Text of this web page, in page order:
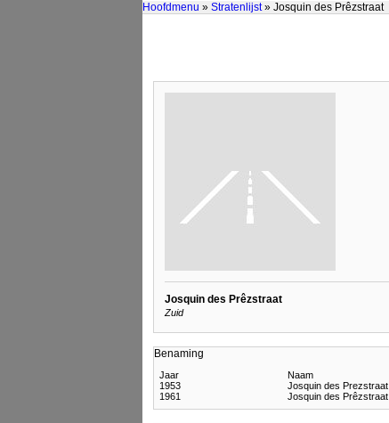
Hoofdmenu » Stratenlijst» Josquin des Prêzstraat
Josquin des Prêzstraat
Zuid
Benaming
Jaar Naam
1953
Josquin des Prezstraat
1961
Josquin des Prêzstraat